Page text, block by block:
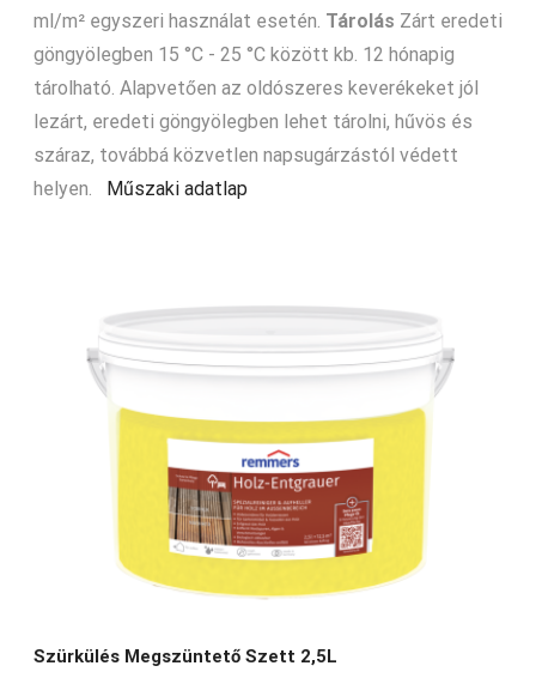
ml/m² egyszeri használat esetén. Tárolás Zárt eredeti
göngyölegben 15 °C - 25 °C között kb. 12 hónapig
tárolható. Alapvetően az oldószeres keverékeket jól
lezárt, eredeti göngyölegben lehet tárolni, hűvös és
száraz, továbbá közvetlen napsugárzástól védett
helyen. Műszaki adatlap
Szürkülés Megszüntető Szett 2,5L